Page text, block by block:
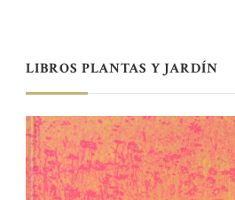
LIBROS PLANTAS Y JARDÍN